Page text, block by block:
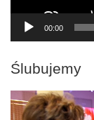
00:00
Ślubujemy
Odtwarzacz
video